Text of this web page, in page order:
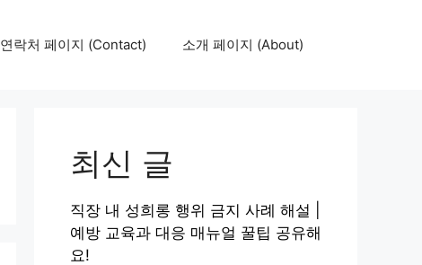
연락처 페이지 (Contact) 소개 페이지 (About)
최신 글
직장 내 성희롱 행위 금지 사례 해설 |
예방 교육과 대응 매뉴얼 꿀팁 공유해
요!